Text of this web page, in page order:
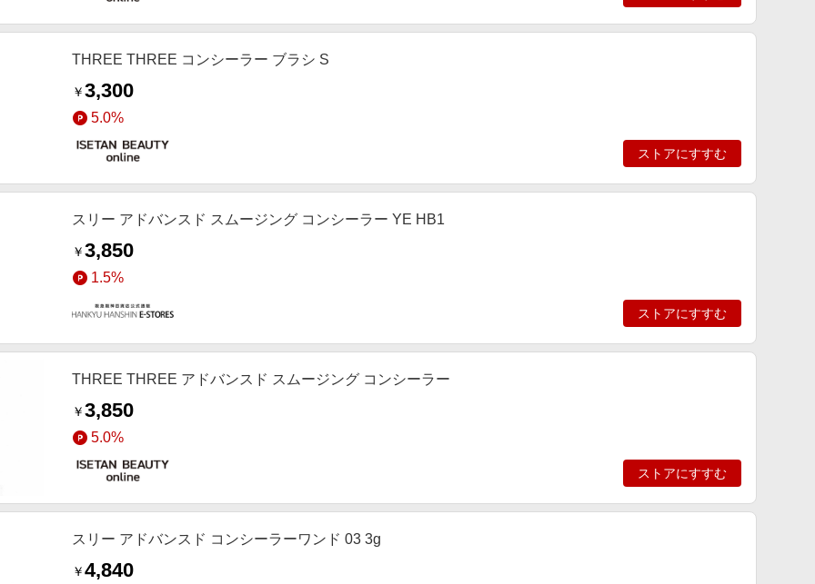
THREE THREE コンシーラー ブラシ S
￥3,300
5.0%
ストアにすすむ
スリー アドバンスド スムージング コンシーラー YE HB1
￥3,850
1.5%
ストアにすすむ
THREE THREE アドバンスド スムージング コンシーラー
￥3,850
5.0%
ストアにすすむ
スリー アドバンスド コンシーラーワンド 03 3g
￥4,840